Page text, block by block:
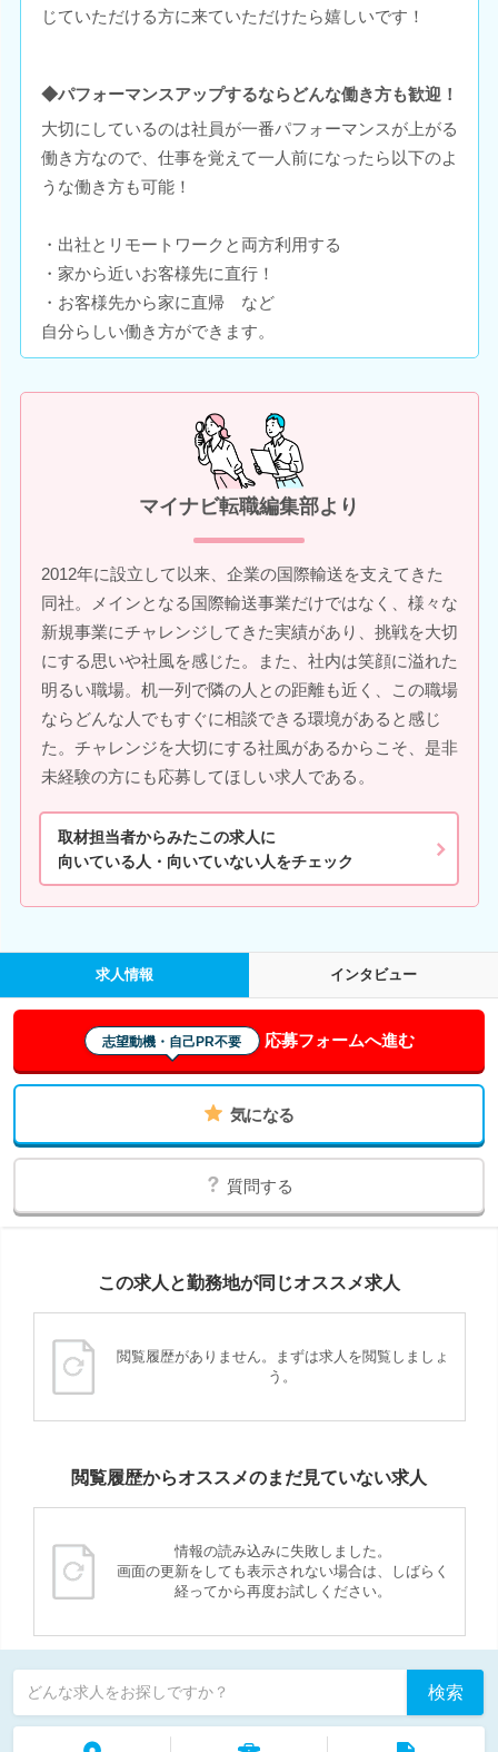
じていただける方に来ていただけたら嬉しいです！
◆パフォーマンスアップするならどんな働き方も歓迎！
大切にしているのは社員が一番パフォーマンスが上がる
働き方なので、仕事を覚えて一人前になったら以下のよ
うな働き方も可能！
・出社とリモートワークと両方利用する
・家から近いお客様先に直行！
・お客様先から家に直帰 など
自分らしい働き方ができます。
マイナビ転職編集部より
2012年に設立して以来、企業の国際輸送を支えてきた
同社。メインとなる国際輸送事業だけではなく、様々な
新規事業にチャレンジしてきた実績があり、挑戦を大切
にする思いや社風を感じた。また、社内は笑顔に溢れた
明るい職場。机一列で隣の人との距離も近く、この職場
ならどんな人でもすぐに相談できる環境があると感じ
た。チャレンジを大切にする社風があるからこそ、是非
未経験の方にも応募してほしい求人である。
取材担当者からみたこの求人に
向いている人・向いていない人をチェック
求人情報 インタビュー
志望動機・自己PR不要 応募フォームへ進む
気になる
質問する
この求人と勤務地が同じオススメ求人
閲覧履歴がありません。まずは求人を閲覧しましょ
う。
閲覧履歴からオススメのまだ見ていない求人
情報の読み込みに失敗しました。
画面の更新をしても表示されない場合は、しばらく
経ってから再度お試しください。
どんな求人をお探しですか？ 検索